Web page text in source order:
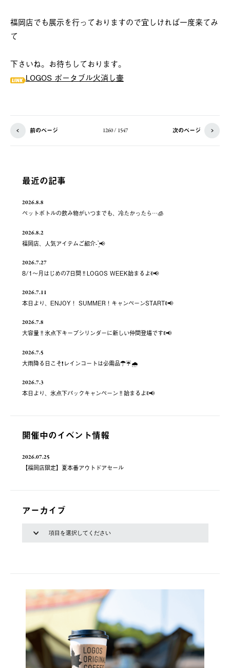
福岡店でも展示を行っておりますので宜しければ一度来てみ
て
下さいね。お待ちしております。
LOGOS ポータブル火消し壷
前のページ 1260 / 1547 次のページ
最近の記事
2026.8.8
ペットボトルの飲み物がいつまでも、冷たかったら…🧊
2026.8.2
福岡店、人気アイテムご紹介- ̗̀📢
2026.7.27
8/1～月はじめの7日間‼️LOGOS WEEK始まるよꉂ📢
2026.7.11
本日より、ENJOY！ SUMMER！キャンペーンSTARTꉂ📢
2026.7.8
大容量‼️氷点下キープシリンダーに新しい仲間登場ですꉂ📢
2026.7.5
大雨降る日こそ❗️レインコートは必需品☂️☔️🌧
2026.7.3
本日より、氷点下パックキャンペーン‼️始まるよꉂ📢
開催中のイベント情報
2026.07.25
【福岡店限定】夏本番アウトドアセール
アーカイブ